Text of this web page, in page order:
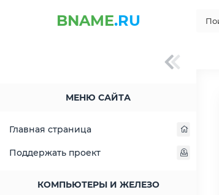
BNAME.RU
МЕНЮ САЙТА
Главная страница
Поддержать проект
КОМПЬЮТЕРЫ И ЖЕЛЕЗО